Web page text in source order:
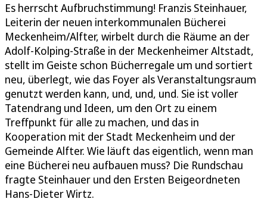
Es herrscht Aufbruchstimmung! Franzis Steinhauer,
Leiterin der neuen interkommunalen Bücherei
Meckenheim/Alfter, wirbelt durch die Räume an der
Adolf-Kolping-Straße in der Meckenheimer Altstadt,
stellt im Geiste schon Bücherregale um und sortiert
neu, überlegt, wie das Foyer als Veranstaltungsraum
genutzt werden kann, und, und, und. Sie ist voller
Tatendrang und Ideen, um den Ort zu einem
Treffpunkt für alle zu machen, und das in
Kooperation mit der Stadt Meckenheim und der
Gemeinde Alfter. Wie läuft das eigentlich, wenn man
eine Bücherei neu aufbauen muss? Die Rundschau
fragte Steinhauer und den Ersten Beigeordneten
Hans-Dieter Wirtz.